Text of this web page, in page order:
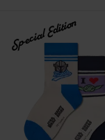
Special Edition